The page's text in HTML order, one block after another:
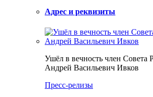
Адрес и реквизиты
Ушёл в вечность член
Андрей Васильевич Ивков
Пресс-релизы